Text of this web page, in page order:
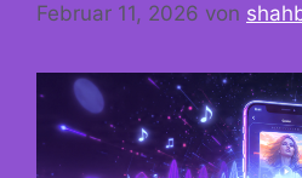
Februar 11, 2026 von